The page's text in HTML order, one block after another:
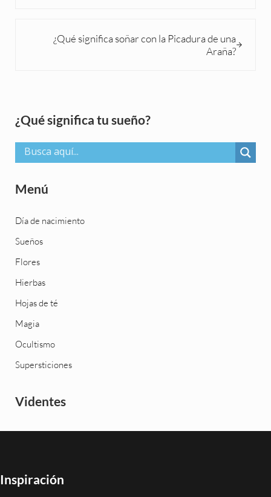
¿Qué significa soñar con la Picadura de una
Araña?
Sidebar
¿Qué significa tu sueño?
Menú
Día de nacimiento
Sueños
Flores
Hierbas
Hojas de té
Magia
Ocultismo
Supersticiones
Videntes
Inspiración